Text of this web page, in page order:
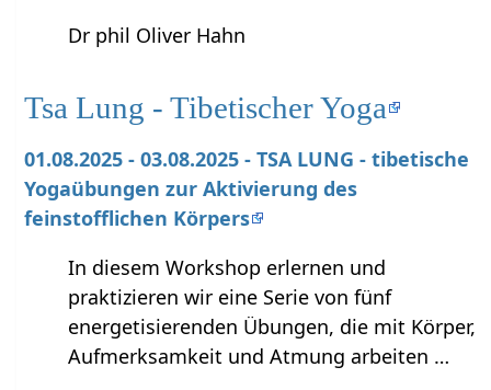
Dr phil Oliver Hahn
Tsa Lung - Tibetischer Yoga
01.08.2025 - 03.08.2025 - TSA LUNG - tibetische
Yogaübungen zur Aktivierung des
feinstofflichen Körpers
In diesem Workshop erlernen und
praktizieren wir eine Serie von fünf
energetisierenden Übungen, die mit Körper,
Aufmerksamkeit und Atmung arbeiten …